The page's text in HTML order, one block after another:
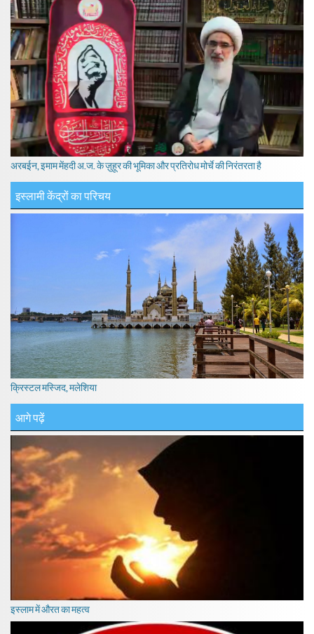
अरबईन, इमाम मेंहदी अ.ज. के ज़ुहूर की भूमिका और प्रतिरोध मोर्चे की निरंतरता है
इस्लामी केंद्रों का परिचय
क्रिस्टल मस्जिद, मलेशिया
आगे पढ़ें
इस्लाम में औरत का महत्व